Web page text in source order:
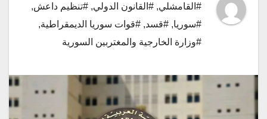
#القامشلي, #القانون الدولي, #تنظيم داعش,
#سوريا, #قسد, #قوات سوريا الديمقراطية,
#وزارة الخارجية والمغتربين السورية